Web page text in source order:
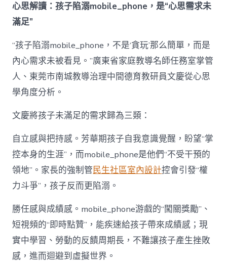
心思解讀：孩子陷溺mobile_phone，是“心思需求未
滿足”
“孩子陷溺mobile_phone，不是‘貪玩’那么簡單，而是
內心需求未被看見。”廣東省家庭教導名師任務室掌管
人、東莞市南城教導治理中間德育教研員文慶從心思
學角度分析。
文慶將孩子未滿足的需求歸為三類：
自立感與把持感。芳華期孩子自我意識覺醒，盼望“掌
控本身的生涯”，而mobile_phone是他們“不受干預的
領地”。家長的強制管民生社區室內設計控會引發“權
力斗爭”，孩子反而更陷溺。
勝任感與成績感。mobile_phone游戲的“闖關獎勵”、
短視頻的“即時點贊”，能疾速給孩子帶來成績感；現
實中學習、勞動的反饋周期長，不難讓孩子產生挫敗
感，進而迴避到虛擬世界。